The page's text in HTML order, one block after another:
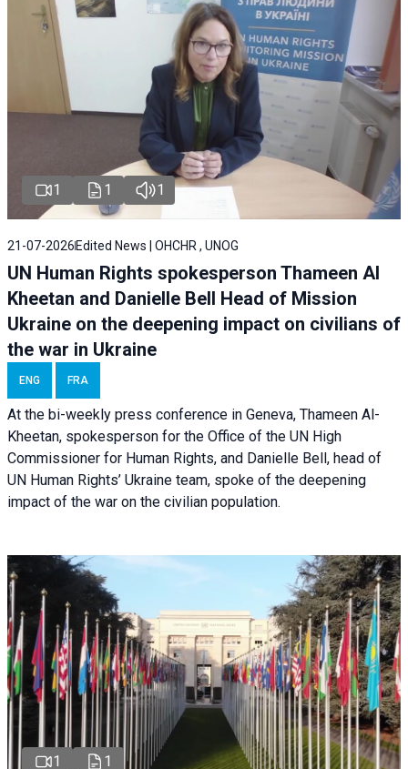
1 1 1
21-07-2026 Edited News | OHCHR , UNOG
UN Human Rights spokesperson Thameen Al
Kheetan and Danielle Bell Head of Mission
Ukraine on the deepening impact on civilians of
the war in Ukraine
ENG FRA
At the bi-weekly press conference in Geneva, Thameen Al-
Kheetan, spokesperson for the Office of the UN High
Commissioner for Human Rights, and Danielle Bell, head of
UN Human Rights’ Ukraine team, spoke of the deepening
impact of the war on the civilian population.
1 1